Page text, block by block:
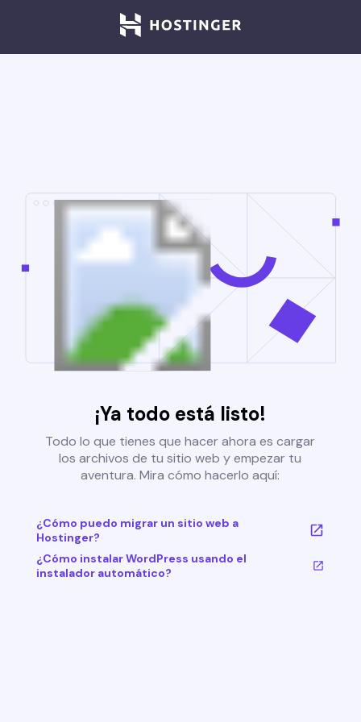
¡Ya todo está listo!
Todo lo que tienes que hacer ahora es cargar
los archivos de tu sitio web y empezar tu
aventura. Mira cómo hacerlo aquí:
¿Cómo puedo migrar un sitio web a
Hostinger?
¿Cómo instalar WordPress usando el
instalador automático?